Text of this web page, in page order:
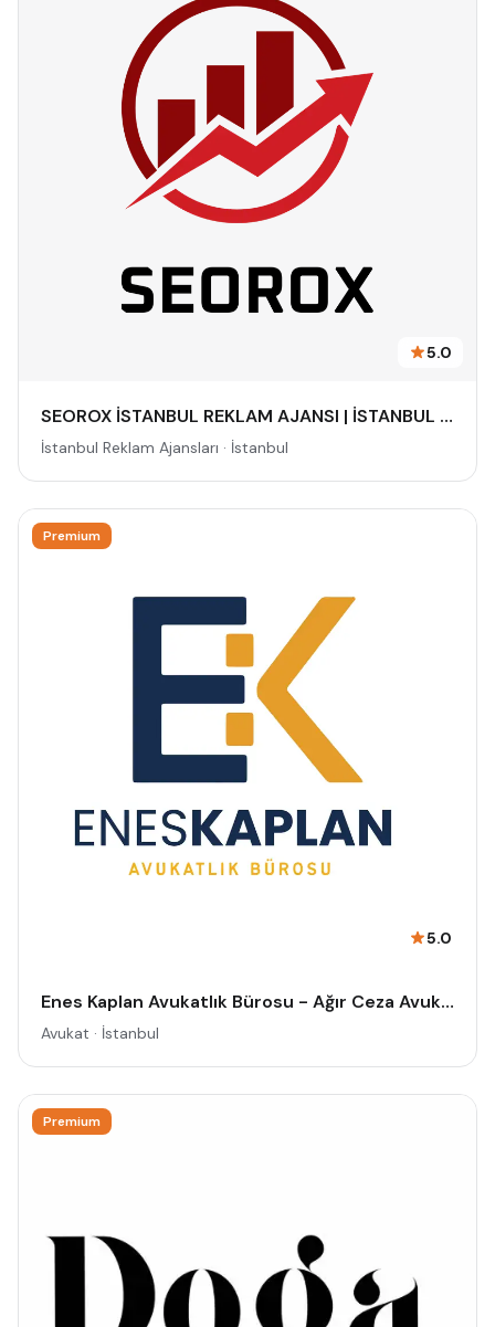
5.0
SEOROX İSTANBUL REKLAM AJANSI | İSTANBUL REKLAM AJANSLARI, DİJİTAL PAZARLAMA AJANSI, SEO AJANSI & SOSYAL MEDYA AJANSI
İstanbul Reklam Ajansları · İstanbul
Premium
5.0
Enes Kaplan Avukatlık Bürosu - Ağır Ceza Avukatı İstanbul - Ceza Avukatı - Siber Suçlar Avukatı - Dolandırıcılık Avukatı
Avukat · İstanbul
Premium